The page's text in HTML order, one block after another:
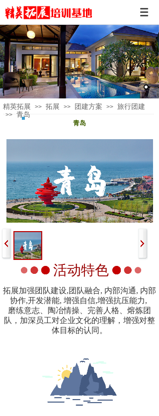
精英拓展 >> 拓展 >> 团建方案 >> 旅行团建
>> 青岛
青岛
活动特色
拓展加强团队建设,团队融合, 内部沟通, 内部
协作,开发潜能, 增强自信,增强抗压能力,
磨练意志、陶冶情操、完善人格、熔炼团
队，加深员工对企业文化的理解，增强对整
体目标的认同。